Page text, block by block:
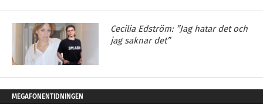
Cecilia Edström: ”Jag hatar det och
jag saknar det”
MEGAFONENTIDNINGEN